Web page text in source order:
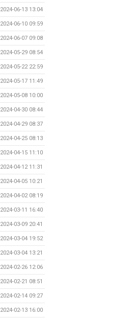
2024-06-13 13:04
2024-06-10 09:59
2024-06-07 09:08
2024-05-29 08:54
2024-05-22 22:59
2024-05-17 11:49
2024-05-08 10:00
2024-04-30 08:44
2024-04-29 08:37
2024-04-25 08:13
2024-04-15 11:10
2024-04-12 11:31
2024-04-05 10:21
2024-04-02 08:19
2024-03-11 16:40
2024-03-09 20:41
2024-03-04 19:52
2024-03-04 13:21
2024-02-26 12:06
2024-02-21 08:51
2024-02-14 09:27
2024-02-13 16:00